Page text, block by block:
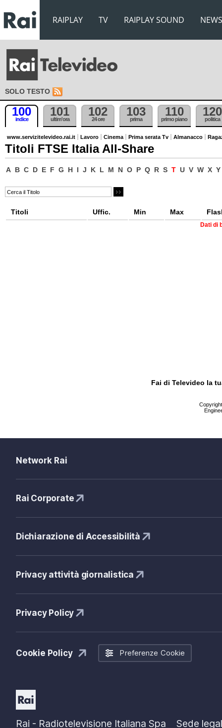
RAIPLAY TV RAIPLAY SOUND NEWS
SOLO TESTO
100
indice
101
ultim'ora
102
24 ore
103
prima
110
primo piano
120
politica
www.servizitelevideo.rai.it Lavoro Cinema Prima serata Tv Almanacco
Titoli FTSE Italia All-Share
A B C D E F G H I J K L M N O P Q R S T U V W X Y
Titoli Uffic. Min Max
Dati di
Fai di Televideo la